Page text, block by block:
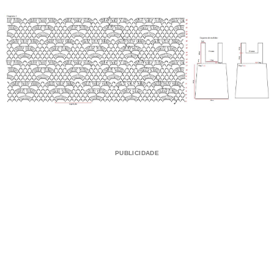
PUBLICIDADE